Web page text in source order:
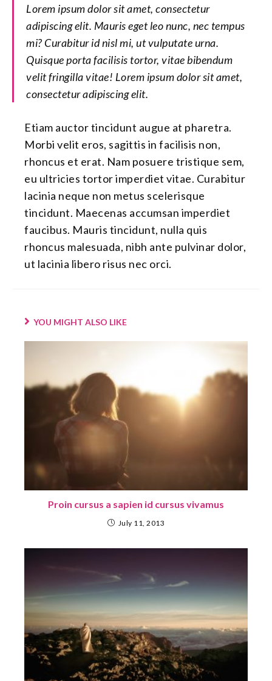
Lorem ipsum dolor sit amet, consectetur
adipiscing elit. Mauris eget leo nunc, nec tempus
mi? Curabitur id nisl mi, ut vulputate urna.
Quisque porta facilisis tortor, vitae bibendum
velit fringilla vitae! Lorem ipsum dolor sit amet,
consectetur adipiscing elit.
Etiam auctor tincidunt augue at pharetra.
Morbi velit eros, sagittis in facilisis non,
rhoncus et erat. Nam posuere tristique sem,
eu ultricies tortor imperdiet vitae. Curabitur
lacinia neque non metus scelerisque
tincidunt. Maecenas accumsan imperdiet
faucibus. Mauris tincidunt, nulla quis
rhoncus malesuada, nibh ante pulvinar dolor,
ut lacinia libero risus nec orci.
YOU MIGHT ALSO LIKE
Proin cursus a sapien id cursus vivamus
July 11, 2013